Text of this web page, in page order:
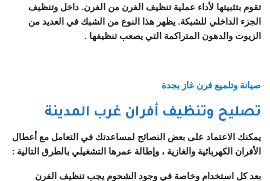
تقوم بتثبيتها لأداء عملية تنظيف الفرن من الفرن. داخل وتنظيف
الجزء الداخلي للشبكة. يظهر هذا النوع من الشبك في العديد من
الزيوت والدهون المتراكمة التي يصعب تنظيفها .
صيانة وتلميع فرن غاز بجدة
تصليح وتنظيف أفران غرب المدينة
يمكنك الاعتماد على بعض النصائح لمساعدتك في التعامل مع أعطال
الأفران الكهربائية والغازية ، وإطالة عمرها التشغيلي بالطرق التالية :
بعد كل استخدام وخاصة في وجود الشحوم يجب تنظيف الفرن